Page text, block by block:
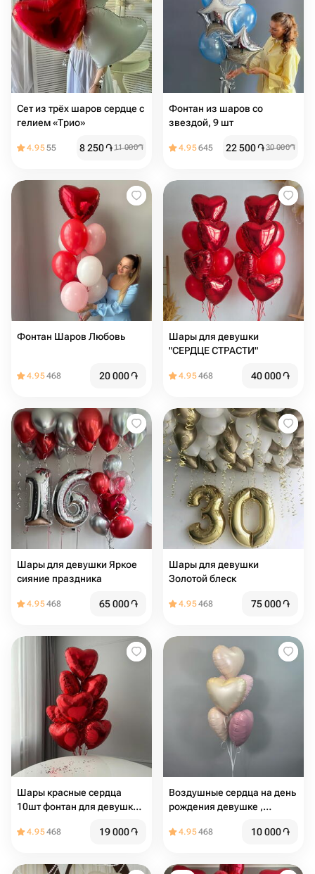
Сет из трёх шаров сердце с
гелием «Трио»
4.9555 8 250֏11 000֏
Фонтан из шаров со
звездой, 9 шт
4.95645 22 500֏30 000֏
Фонтан Шаров Любовь
4.95468 20 000֏
Шары для девушки
"СЕРДЦЕ СТРАСТИ"
4.95468 40 000֏
Шары для девушки Яркое
сияние праздника
4.95468 65 000֏
Шары для девушки
Золотой блеск
4.95468 75 000֏
Шары красные сердца
10шт фонтан для девушки
для мамы
4.95468 19 000֏
Воздушные сердца на день
рождения девушке ,
девишник , шары для
,шары сердца
4.95468 10 000֏